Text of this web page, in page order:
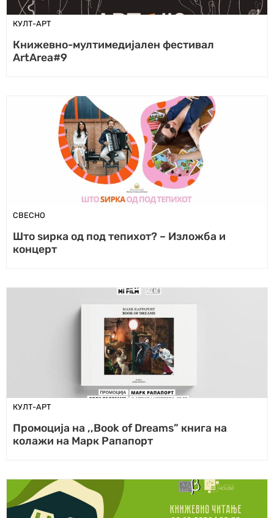
КУЛТ-АРТ
Книжевно-мултимедијален фестивал
ArtArea#9
СВЕСНО
Што ѕирка од под тепихот? – Изложба и
концерт
КУЛТ-АРТ
Промоција на ,,Book of Dreams” книга на
колажи на Марк Рапапорт